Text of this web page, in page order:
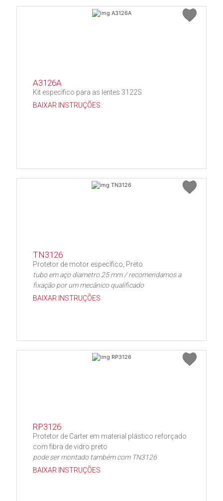
A3126A
Kit específico para as lentes 3122S
BAIXAR INSTRUÇÕES
TN3126
Protetor de motor específico, Preto
tubo em aço diametro 25 mm / recomendamos a
fixação por um mecânico qualificado
BAIXAR INSTRUÇÕES
RP3126
Protetor de Carter em material plástico reforçado
com fibra de vidro preto
pode ser montado também com TN3126
BAIXAR INSTRUÇÕES